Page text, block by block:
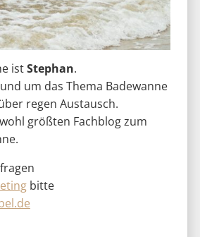
istStephan.
um das Thema Badewanne
regen Austausch.
größten Fachblog zum
bitte